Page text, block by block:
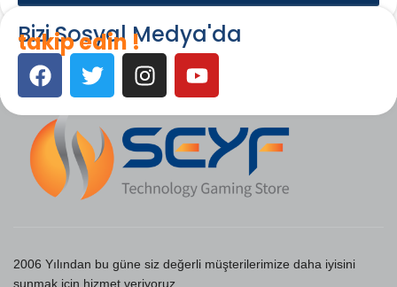
Bizi Sosyal Medya'da
takip edin !
2006 Yılından bu güne siz değerli müşterilerimize daha iyisini
sunmak için hizmet veriyoruz.